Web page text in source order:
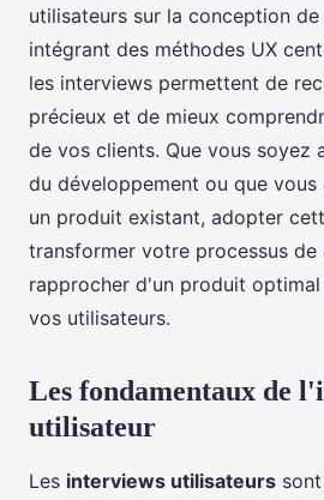
utilisateurs sur la conception
intégrant des méthodes UX
les interviews permettent de
précieux et de mieux
de vos clients. Que vous soyez
du développement ou que
un produit existant, adopter
transformer votre processus
rapprocher d'un produit
vos utilisateurs.
Les fondamentaux de
utilisateur
Les interviews utilisateurs